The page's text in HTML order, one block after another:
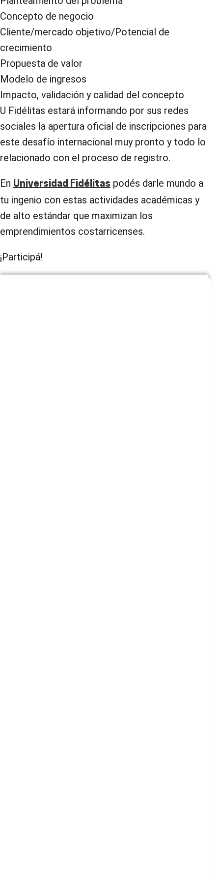
Concepto de negocio
Cliente/mercado objetivo/Potencial de
crecimiento
Propuesta de valor
Modelo de ingresos
Impacto, validación y calidad del concepto
U Fidélitas estará informando por sus redes
sociales la apertura oficial de inscripciones para
este desafío internacional muy pronto y todo lo
relacionado con el proceso de registro.
En Universidad Fidélitas podés darle mundo a
tu ingenio con estas actividades académicas y
de alto estándar que maximizan los
emprendimientos costarricenses.
¡Participá!